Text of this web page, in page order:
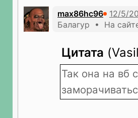
max86hc96
Балагур • На
Цитата
Так она на вб